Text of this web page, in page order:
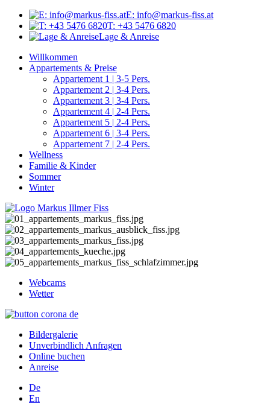
E: info@markus-fiss.at
T: +43 5476 6820
Lage & Anreise
Willkommen
Appartements & Preise
Appartement 1 | 3-5 Pers.
Appartement 2 | 3-4 Pers.
Appartement 3 | 3-4 Pers.
Appartement 4 | 2-4 Pers.
Appartement 5 | 2-4 Pers.
Appartement 6 | 3-4 Pers.
Appartement 7 | 2-4 Pers.
Wellness
Familie & Kinder
Sommer
Winter
Webcams
Wetter
Bildergalerie
Unverbindlich Anfragen
Online buchen
Anreise
De
En